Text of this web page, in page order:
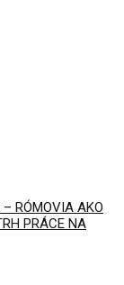
– RÓMOVIA AKO
PRÁCE NA